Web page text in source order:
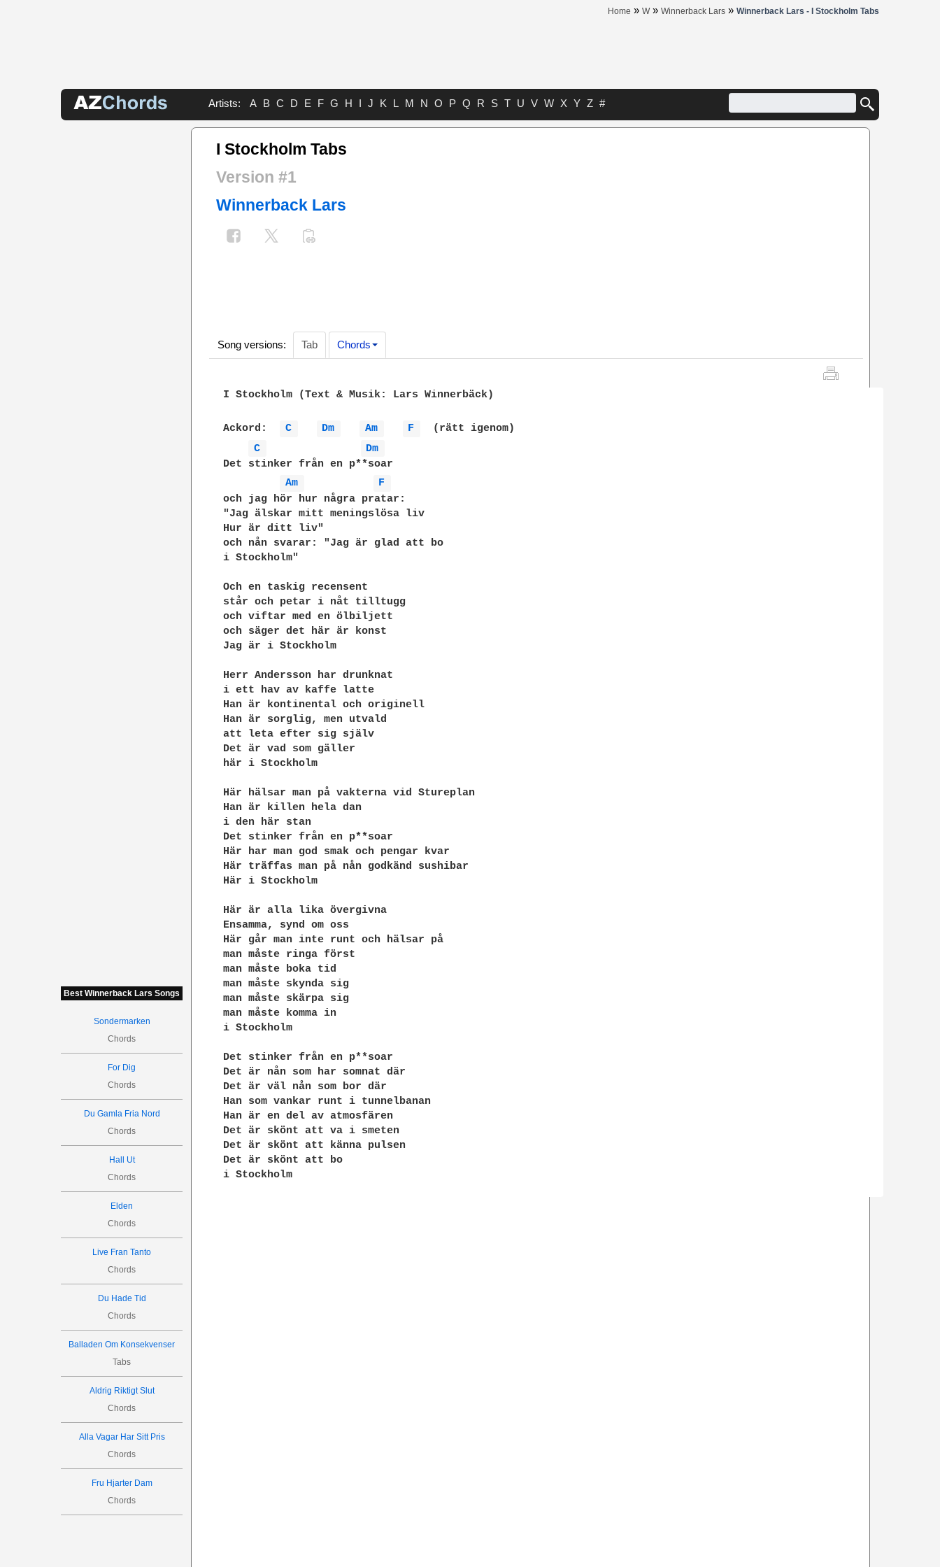
Home » W» Winnerback Lars » Winnerback Lars - I Stockholm Tabs
Artists: A B C D E F G H I J K L M N O P Q R S T U V W X Y Z #
Best Winnerback Lars Songs
Sondermarken
Chords
For Dig
Chords
Du Gamla Fria Nord
Chords
Hall Ut
Chords
Elden
Chords
Live Fran Tanto
Chords
Du Hade Tid
Chords
Balladen Om Konsekvenser
Tabs
Aldrig Riktigt Slut
Chords
Alla Vagar Har Sitt Pris
Chords
Fru Hjarter Dam
Chords
I Stockholm Tabs
Version #1
Winnerback Lars
Song versions: Tab Chords
I Stockholm (Text & Musik: Lars Winnerbäck)
Ackord: C Dm Am F
  (rätt igenom)
C
Dm
Det stinker från en p**soar
Am
F
och jag hör hur några pratar:
"Jag älskar mitt meningslösa liv
Hur är ditt liv"
och nån svarar: "Jag är glad att bo
i Stockholm"
Och en taskig recensent
står och petar i nåt tilltugg
och viftar med en ölbiljett
och säger det här är konst
Jag är i Stockholm
Herr Andersson har drunknat
i ett hav av kaffe latte
Han är kontinental och originell
Han är sorglig, men utvald
att leta efter sig själv
Det är vad som gäller
här i Stockholm
Här hälsar man på vakterna vid Stureplan
Han är killen hela dan
i den här stan
Det stinker från en p**soar
Här har man god smak och pengar kvar
Här träffas man på nån godkänd sushibar
Här i Stockholm
Här är alla lika övergivna
Ensamma, synd om oss
Här går man inte runt och hälsar på
man måste ringa först
man måste boka tid
man måste skynda sig
man måste skärpa sig
man måste komma in
i Stockholm
Det stinker från en p**soar
Det är nån som har somnat där
Det är väl nån som bor där
Han som vankar runt i tunnelbanan
Han är en del av atmosfären
Det är skönt att va i smeten
Det är skönt att känna pulsen
Det är skönt att bo
i Stockholm